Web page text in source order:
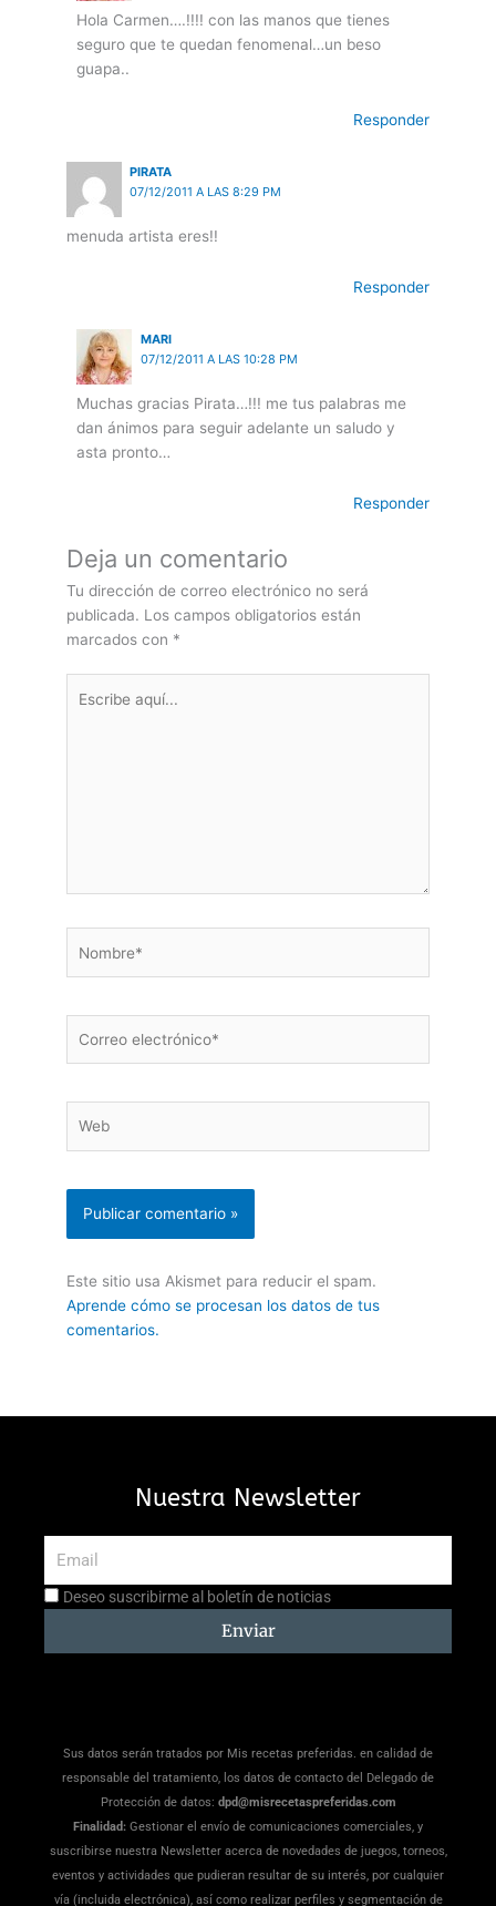
Hola Carmen….!!!! con las manos que tienes
seguro que te quedan fenomenal…un beso
guapa..
Responder
PIRATA
07/12/2011 A LAS 8:29 PM
menuda artista eres!!
Responder
MARI
07/12/2011 A LAS 10:28 PM
Muchas gracias Pirata…!!! me tus palabras me
dan ánimos para seguir adelante un saludo y
asta pronto…
Responder
Deja un comentario
Tu dirección de correo electrónico no será
publicada. Los campos obligatorios están
marcados con *
aquí...
electrónico*
Este sitio usa Akismet para reducir el spam.
Aprende cómo se procesan los datos de tus
comentarios.
Nuestra Newsletter
Aceptación
Deseo suscribirme al boletín de noticias
Enviar
Sus datos serán tratados por Mis recetas preferidas. en calidad de
responsable del tratamiento, los datos de contacto del Delegado de
Protección de datos: dpd@misrecetaspreferidas.com
Finalidad: Gestionar el envío de comunicaciones comerciales, y
suscribirse nuestra Newsletter acerca de novedades de juegos, torneos,
eventos y actividades que pudieran resultar de su interés, por cualquier
vía (incluida electrónica), así como realizar perfiles y segmentación de